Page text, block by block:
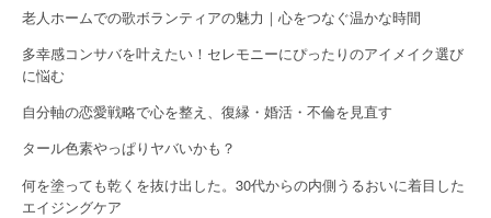
老人ホームでの歌ボランティアの魅力｜心をつなぐ温かな時間
多幸感コンサバを叶えたい！セレモニーにぴったりのアイメイク選び
に悩む
自分軸の恋愛戦略で心を整え、復縁・婚活・不倫を見直す
タール色素やっぱりヤバいかも？
何を塗っても乾くを抜け出した。30代からの内側うるおいに着目した
エイジングケア